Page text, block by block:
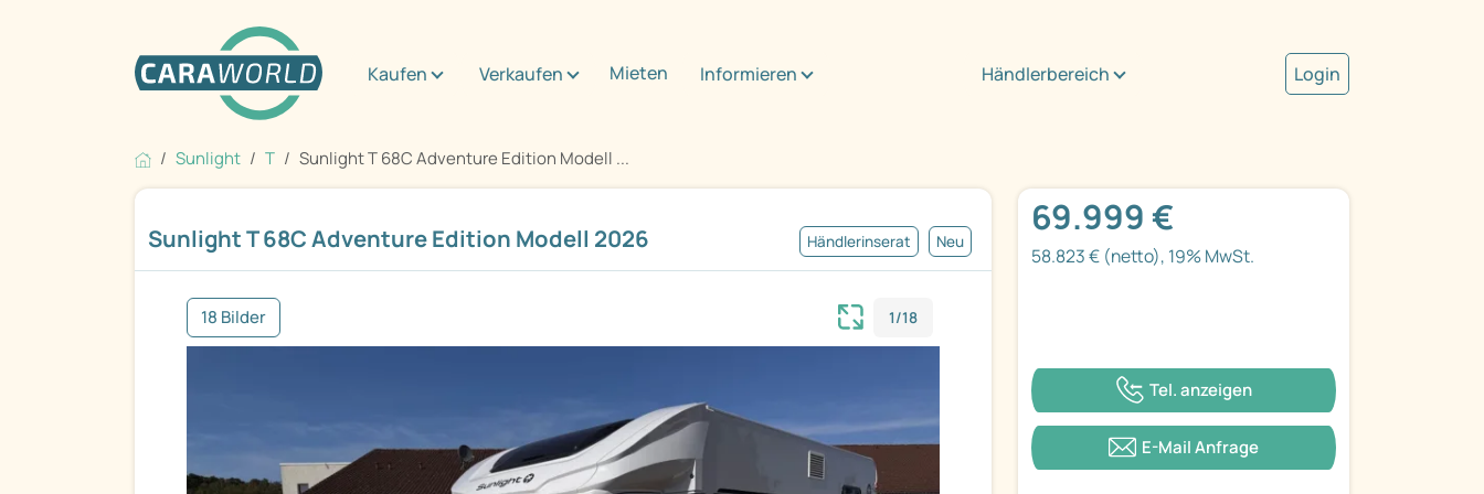
Kaufen Verkaufen Mieten Informieren Händlerbereich Login
Sunlight T Sunlight T 68C Adventure Edition Modell ...
Sunlight T 68C Adventure Edition Modell 2026 Händlerinserat Neu
18 Bilder 1/18
69.999 €
58.823 € (netto), 19% MwSt.
Tel. anzeigen
E-Mail Anfrage